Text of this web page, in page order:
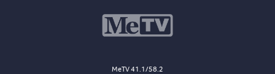
MeTV 41.1/58.2